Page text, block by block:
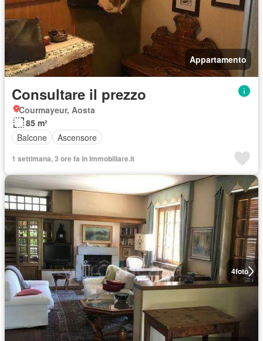
Appartamento
Consultare il prezzo
Courmayeur, Aosta
85 m²
Balcone
Ascensore
1 settimana, 3 ore fa in Immobiliare.it
4foto